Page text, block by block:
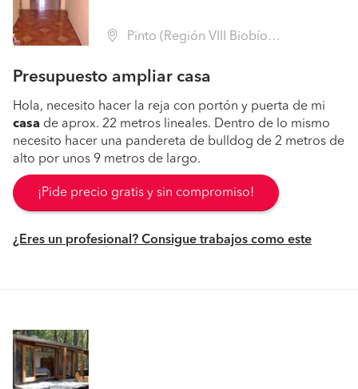
Pinto (Región VIII Biobío - Ñuble)
Presupuesto ampliar casa
Hola, necesito hacer la reja con portón y puerta de mi
casa de aprox. 22 metros lineales. Dentro de lo mismo
necesito hacer una pandereta de bulldog de 2 metros de
alto por unos 9 metros de largo.
¡Pide precio gratis y sin compromiso!
¿Eres un profesional? Consigue trabajos como este